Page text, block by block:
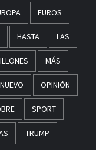
EUROS
HASTA LAS
MÁS
NUEVO OPINIÓN
SPORT
TRUMP